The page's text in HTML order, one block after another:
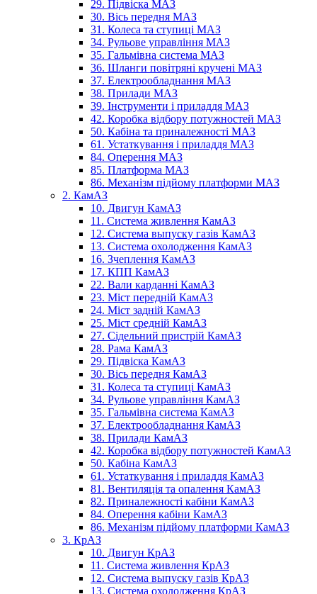
29. Підвіска МАЗ
30. Вісь передня МАЗ
31. Колеса та ступиці МАЗ
34. Рульове управління МАЗ
35. Гальмівна система МАЗ
36. Шланги повітряні кручені МАЗ
37. Електрообладнання МАЗ
38. Прилади МАЗ
39. Інструменти і приладдя МАЗ
42. Коробка відбору потужностей МАЗ
50. Кабіна та приналежності МАЗ
61. Устаткування і приладдя МАЗ
84. Оперення МАЗ
85. Платформа МАЗ
86. Механізм підйому платформи МАЗ
2. КамАЗ
10. Двигун КамАЗ
11. Система живлення КамАЗ
12. Система выпуску газів КамАЗ
13. Система охолодження КамАЗ
16. Зчеплення КамАЗ
17. КПП КамАЗ
22. Вали карданні КамАЗ
23. Міст передній КамАЗ
24. Міст задній КамАЗ
25. Міст средній КамАЗ
27. Сідельний пристрій КамАЗ
28. Рама КамАЗ
29. Підвіска КамАЗ
30. Вісь передня КамАЗ
31. Колеса та ступиці КамАЗ
34. Рульове управління КамАЗ
35. Гальмівна система КамАЗ
37. Електрообладнання КамАЗ
38. Прилади КамАЗ
42. Коробка відбору потужностей КамАЗ
50. Кабіна КамАЗ
61. Устаткування і приладдя КамАЗ
81. Вентиляція та опалення КамАЗ
82. Приналежності кабіни КамАЗ
84. Оперення кабіни КамАЗ
86. Механізм підйому платформи КамАЗ
3. КрАЗ
10. Двигун КрАЗ
11. Система живлення КрАЗ
12. Система выпуску газів КрАЗ
13. Система охолодження КрАЗ